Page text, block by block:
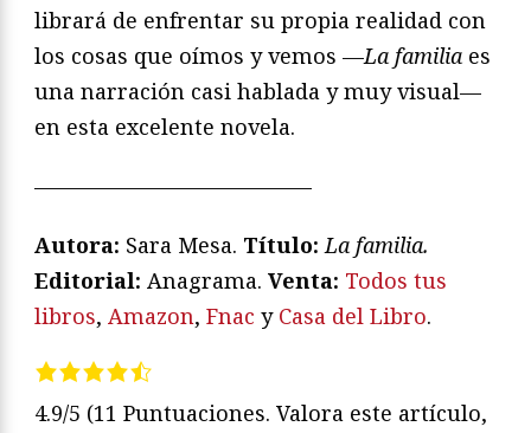
librará de enfrentar su propia realidad con
los cosas que oímos y vemos —La familia es
una narración casi hablada y muy visual—
en esta excelente novela.
—————————————
Autora: Sara Mesa. Título:La familia.
Editorial: Anagrama. Venta: Todos tus
libros, Amazon, Fnac y Casa del Libro.
4.9/5 (11 Puntuaciones. Valora este artículo,